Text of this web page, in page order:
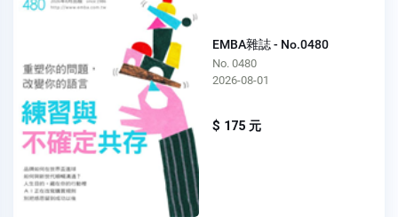
EMBA雜誌 - No.0480
No. 0480
2026-08-01
$ 175 元